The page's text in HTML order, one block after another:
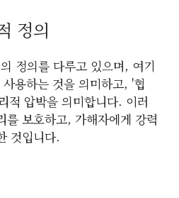
정의
정의를 다루고 있으며, 여기
용하는 것을 의미하고, '협
적 압박을 의미합니다. 이러
를 보호하고, 가해자에게 강력
것입니다.